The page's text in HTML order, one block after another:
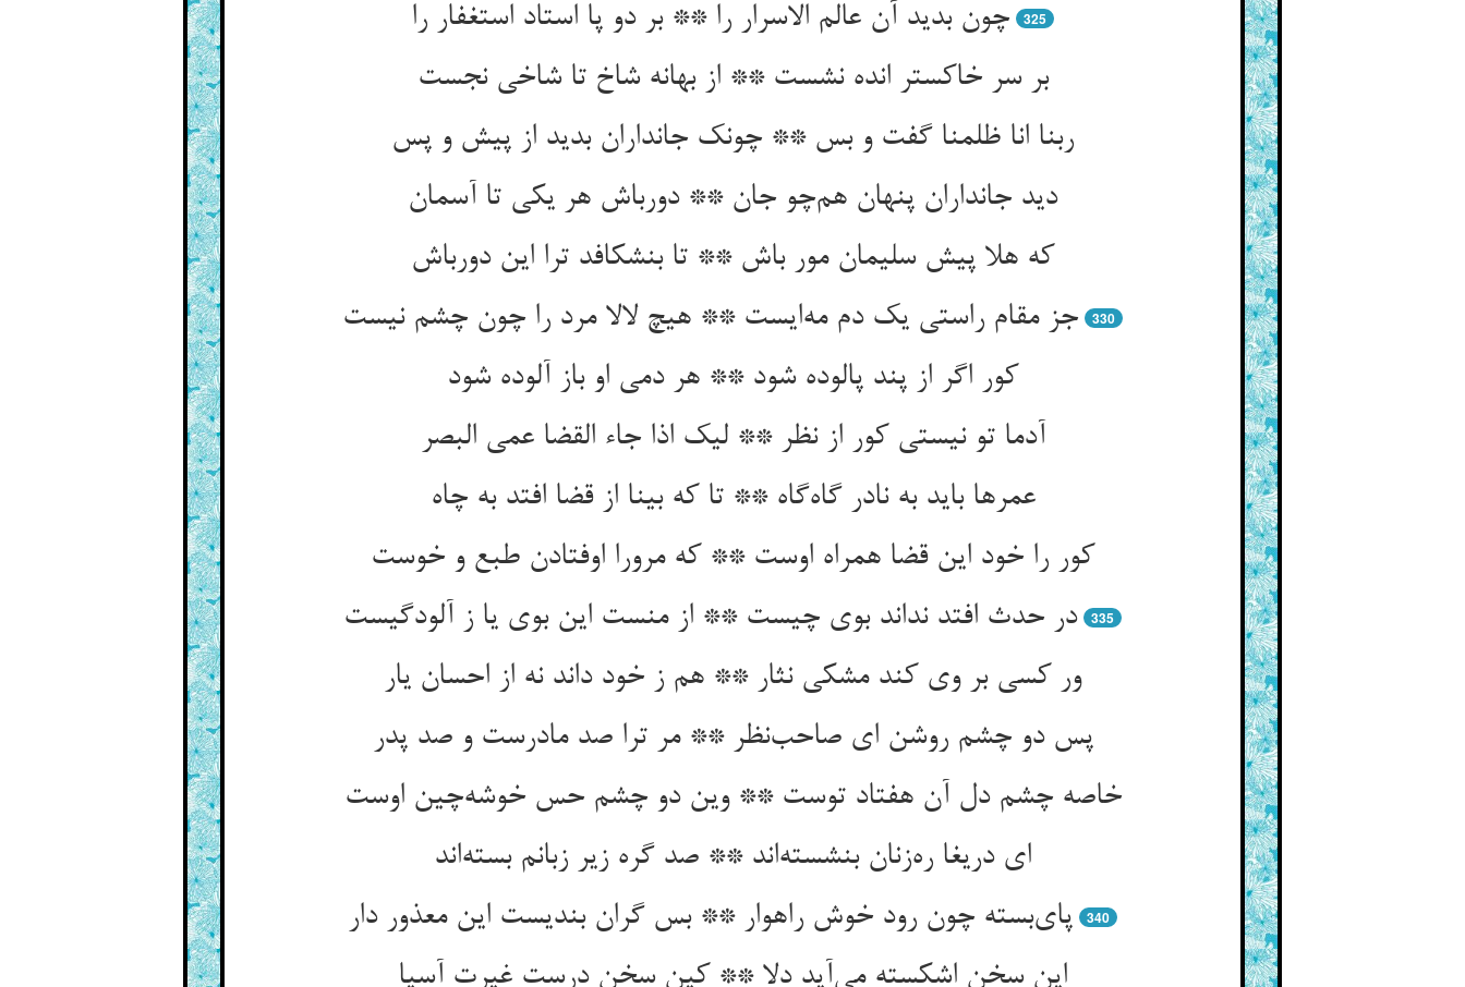
چون بدید آن عالم الاسرار را ** بر دو پا استاد استغفار را
325
بر سر خاکستر انده نشست ** از بهانه شاخ تا شاخی نجست
ربنا انا ظلمنا گفت و بس ** چونک جانداران بدید از پیش و پس
دید جانداران پنهان هم‌چو جان ** دورباش هر یکی تا آسمان
که هلا پیش سلیمان مور باش ** تا بنشکافد ترا این دورباش
جز مقام راستی یک دم مه‌ایست ** هیچ لالا مرد را چون چشم نیست
330
کور اگر از پند پالوده شود ** هر دمی او باز آلوده شود
آدما تو نیستی کور از نظر ** لیک اذا جاء القضا عمی البصر
عمرها باید به نادر گاه‌گاه ** تا که بینا از قضا افتد به چاه
کور را خود این قضا همراه اوست ** که مرورا اوفتادن طبع و خوست
در حدث افتد نداند بوی چیست ** از منست این بوی یا ز آلودگیست
335
ور کسی بر وی کند مشکی نثار ** هم ز خود داند نه از احسان یار
پس دو چشم روشن ای صاحب‌نظر ** مر ترا صد مادرست و صد پدر
خاصه چشم دل آن هفتاد توست ** وین دو چشم حس خوشه‌چین اوست
ای دریغا ره‌زنان بنشسته‌اند ** صد گره زیر زبانم بسته‌اند
پای‌بسته چون رود خوش راهوار ** بس گران بندیست این معذور دار
340
این سخن اشکسته می‌آید دلا ** کین سخن درست غیرت آسیا